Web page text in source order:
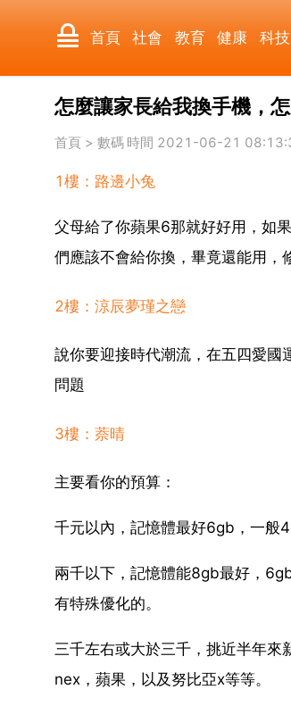
首頁 社會 教育 健康 科技
國際 軍事 電影 其它
怎麼讓家長給我換手機，
首頁 > 數碼 時間 2021-06-21
1樓：路邊小兔
父母給了你蘋果6那就好好用，如
們應該不會給你換，畢竟還能用，
2樓：涼辰夢瑾之戀
說你要迎接時代潮流，在五四愛
問題
3樓：萘晴
主要看你的預算：
千元以內，記憶體最好6gb，一般
兩千以下，記憶體能8gb最好，
有特殊優化的。
三千左右或大於三千，挑近半年
nex，蘋果，以及努比亞x等等。